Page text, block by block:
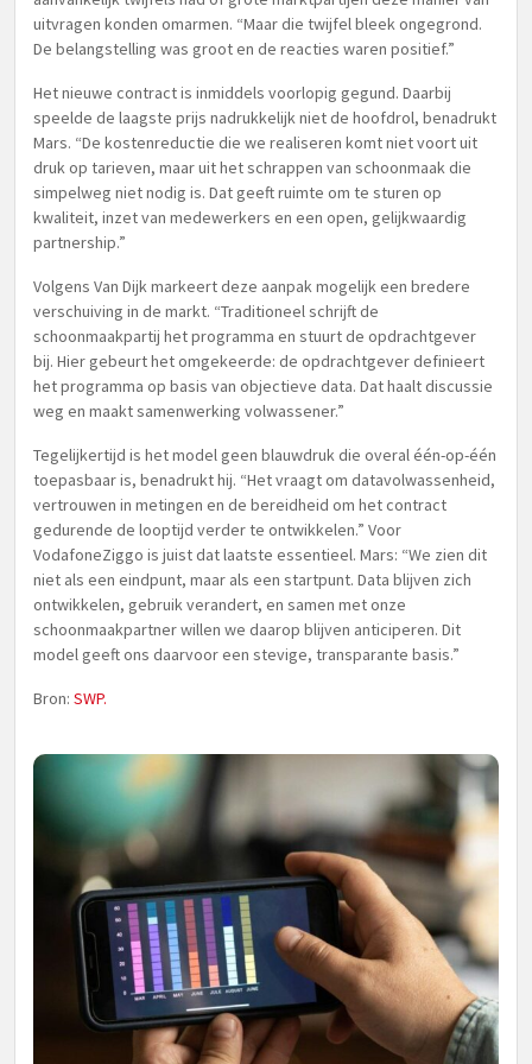
uitvragen konden omarmen. “Maar die twijfel bleek ongegrond.
De belangstelling was groot en de reacties waren positief.”
Het nieuwe contract is inmiddels voorlopig gegund. Daarbij
speelde de laagste prijs nadrukkelijk niet de hoofdrol, benadrukt
Mars. “De kostenreductie die we realiseren komt niet voort uit
druk op tarieven, maar uit het schrappen van schoonmaak die
simpelweg niet nodig is. Dat geeft ruimte om te sturen op
kwaliteit, inzet van medewerkers en een open, gelijkwaardig
partnership.”
Volgens Van Dijk markeert deze aanpak mogelijk een bredere
verschuiving in de markt. “Traditioneel schrijft de
schoonmaakpartij het programma en stuurt de opdrachtgever
bij. Hier gebeurt het omgekeerde: de opdrachtgever definieert
het programma op basis van objectieve data. Dat haalt discussie
weg en maakt samenwerking volwassener.”
Tegelijkertijd is het model geen blauwdruk die overal één-op-één
toepasbaar is, benadrukt hij. “Het vraagt om datavolwassenheid,
vertrouwen in metingen en de bereidheid om het contract
gedurende de looptijd verder te ontwikkelen.” Voor
VodafoneZiggo is juist dat laatste essentieel. Mars: “We zien dit
niet als een eindpunt, maar als een startpunt. Data blijven zich
ontwikkelen, gebruik verandert, en samen met onze
schoonmaakpartner willen we daarop blijven anticiperen. Dit
model geeft ons daarvoor een stevige, transparante basis.”
Bron: SWP.